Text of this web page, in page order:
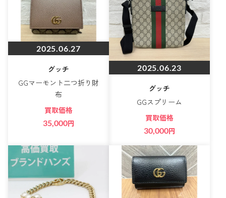
2025.06.27
グッチ
GGマーモント二つ折り財
布
買取価格
35,000円
2025.06.23
グッチ
GGスプリーム
買取価格
30,000円